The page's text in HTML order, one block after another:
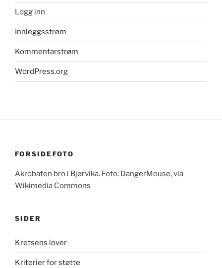
Logg inn
Innleggsstrøm
Kommentarstrøm
WordPress.org
FORSIDEFOTO
Akrobaten bro i Bjørvika. Foto: DangerMouse, via
Wikimedia Commons
SIDER
Kretsens lover
Kriterier for støtte